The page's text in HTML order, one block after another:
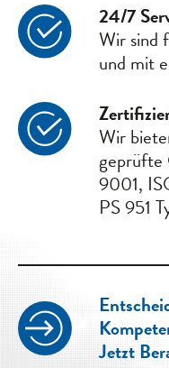
24/7
Wir sind
und mit
Wir
9001,
PS 951
Jetzt